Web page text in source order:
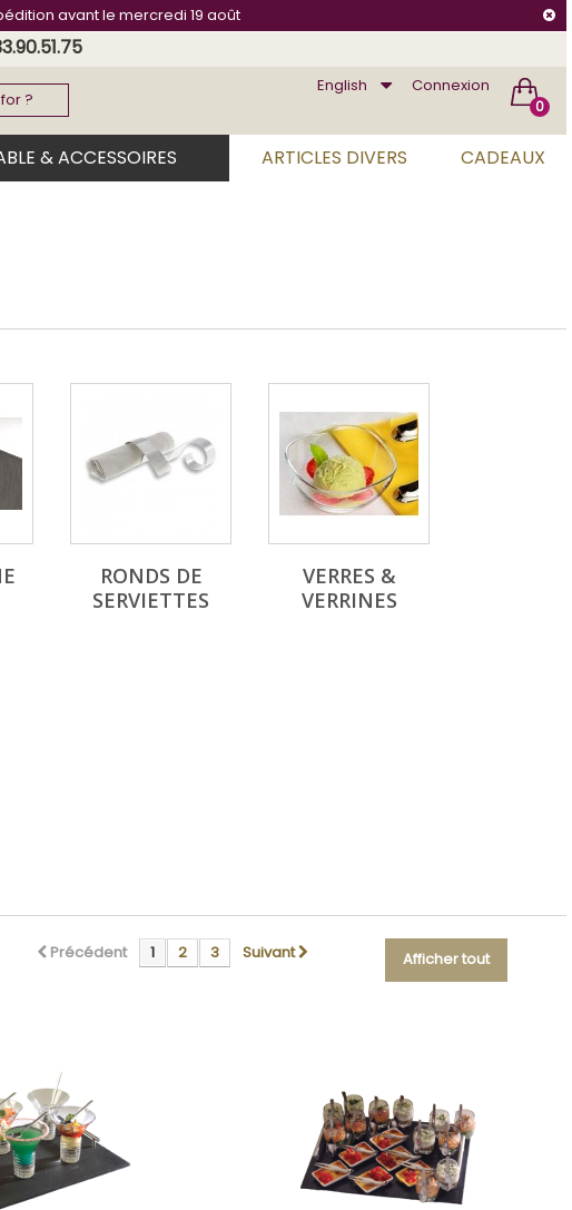
avant le mercredi 19 août
0
Connexion
English
& ACCESSOIRES ARTICLES DIVERS CADEAUX
RONDS DE
SERVIETTES
VERRES &
VERRINES
Afficher tout
Précédent 1 2 3 Suivant
BUY